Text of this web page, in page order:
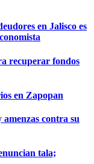
en Jalisco es
recuperar fondos
en Zapopan
contra su
tala;